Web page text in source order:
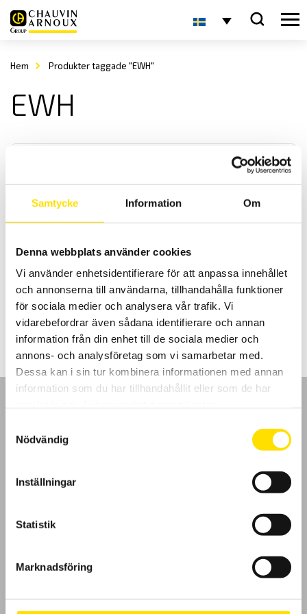
Samtycke Information Om
Denna webbplats använder cookies
Vi använder enhetsidentifierare för att anpassa innehållet
och annonserna till användarna, tillhandahålla funktioner
för sociala medier och analysera vår trafik. Vi
vidarebefordrar även sådana identifierare och annan
information från din enhet till de sociala medier och
annons- och analysföretag som vi samarbetar med.
Dessa kan i sin tur kombinera informationen med annan
information som du har tillhandahållit eller som de har
Nödvändig
Inställningar
Statistik
Marknadsföring
Hem Produkter taggade "EWH"
EWH
KERN EWJ Precisionsvåg
Precisionsvågen EWJ från Kern är en praktisk och smidig våg för
många olika applikationer med maxkapacitet upp till 6 kg
5,750.00 kr –7,050.00krPrisintervall:
5,750.00 kr
till
7,050.00 kr
LÄS MER